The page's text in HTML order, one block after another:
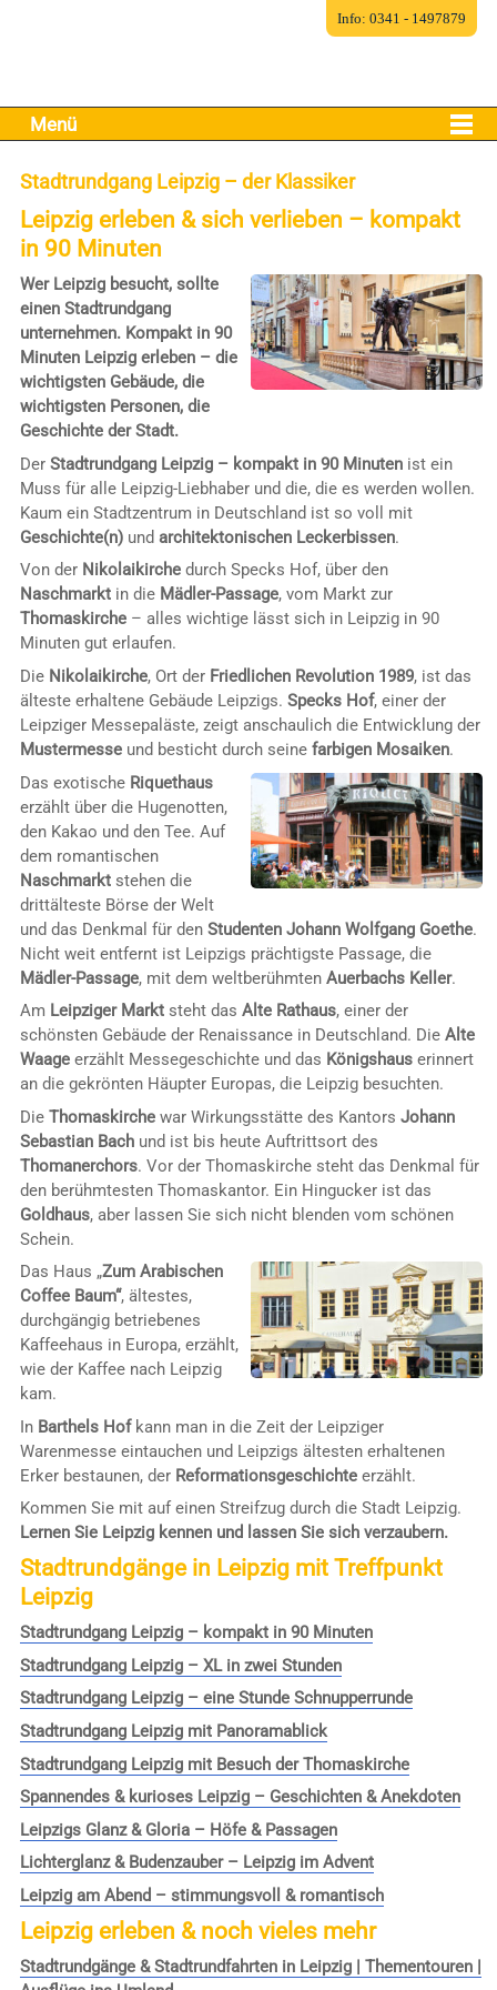
Menü
Stadtrundgang Leipzig – der Klassiker
Leipzig erleben & sich verlieben – kompakt
in 90 Minuten
Wer Leipzig besucht, sollte
einen Stadtrundgang
unternehmen. Kompakt in 90
Minuten Leipzig erleben – die
wichtigsten Gebäude, die
wichtigsten Personen, die
Geschichte der Stadt.
Der Stadtrundgang Leipzig – kompakt in 90 Minutenist ein
Muss für alle Leipzig-Liebhaber und die, die es werden wollen.
Kaum ein Stadtzentrum in Deutschland ist so voll mit
Geschichte(n)und architektonischen Leckerbissen.
Von der Nikolaikirchedurch Specks Hof, über den
Naschmarktin die Mädler-Passage, vom Markt zur
Thomaskirche– alles wichtige lässt sich in Leipzig in 90
Minuten gut erlaufen.
Die Nikolaikirche, Ort der Friedlichen Revolution 1989, ist das
älteste erhaltene Gebäude Leipzigs. Specks Hof, einer der
Leipziger Messepaläste, zeigt anschaulich die Entwicklung der
Mustermesseund besticht durch seine farbigen Mosaiken.
Das exotische Riquethaus
erzählt über die Hugenotten,
den Kakao und den Tee. Auf
dem romantischen
Naschmarktstehen die
drittälteste Börse der Welt
und das Denkmal für den Studenten Johann Wolfgang Goethe.
Nicht weit entfernt ist Leipzigs prächtigste Passage, die
Mädler-Passage, mit dem weltberühmten Auerbachs Keller.
Am Leipziger Marktsteht das Alte Rathaus, einer der
schönsten Gebäude der Renaissance in Deutschland. Die Alte
Waageerzählt Messegeschichte und das Königshauserinnert
an die gekrönten Häupter Europas, die Leipzig besuchten.
Die Thomaskirchewar Wirkungsstätte des Kantors Johann
Sebastian Bachund ist bis heute Auftrittsort des
Thomanerchors. Vor der Thomaskirche steht das Denkmal für
den berühmtesten Thomaskantor. Ein Hingucker ist das
Goldhaus, aber lassen Sie sich nicht blenden vom schönen
Schein.
Das Haus „Zum Arabischen
Coffee Baum“, ältestes,
durchgängig betriebenes
Kaffeehaus in Europa, erzählt,
wie der Kaffee nach Leipzig
kam.
In Barthels Hofkann man in die Zeit der Leipziger
Warenmesse eintauchen und Leipzigs ältesten erhaltenen
Erker bestaunen, der Reformationsgeschichteerzählt.
Kommen Sie mit auf einen Streifzug durch die Stadt Leipzig.
Lernen Sie Leipzig kennen und lassen Sie sich verzaubern.
Stadtrundgänge in Leipzig mit Treffpunkt
Leipzig
Stadtrundgang Leipzig – kompakt in 90 Minuten
Stadtrundgang Leipzig – XL in zwei Stunden
Stadtrundgang Leipzig – eine Stunde Schnupperrunde
Stadtrundgang Leipzig mit Panoramablick
Stadtrundgang Leipzig mit Besuch der Thomaskirche
Spannendes & kurioses Leipzig – Geschichten & Anekdoten
Leipzigs Glanz & Gloria – Höfe & Passagen
Lichterglanz & Budenzauber – Leipzig im Advent
Leipzig am Abend – stimmungsvoll & romantisch
Leipzig erleben & noch vieles mehr
Stadtrundgänge & Stadtrundfahrten in Leipzig | Thementouren |
Info: 0341 - 1497879